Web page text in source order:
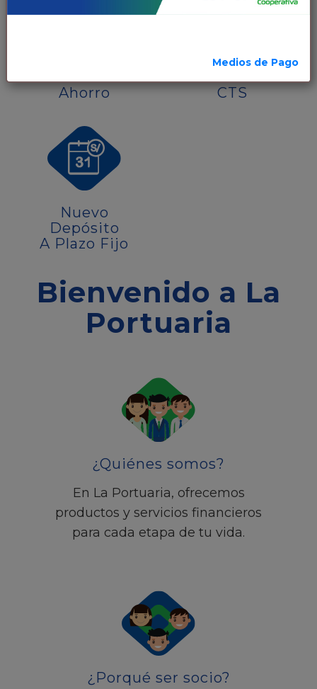
Ahorro
CTS
Nuevo
Depósito
A Plazo Fijo
Bienvenido a La
Portuaria
¿Quiénes somos?
En La Portuaria, ofrecemos
productos y servicios financieros
para cada etapa de tu vida.
¿Porqué ser socio?
Medios de Pago